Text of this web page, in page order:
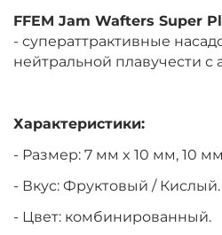
FFEM Jam Wafters Super
- суператтрактивные
нейтральной плавучести с
Характеристики:
- Размер: 7 мм x 10 мм, 10
- Вкус: Фруктовый / Кислый.
- Цвет: комбинированный.